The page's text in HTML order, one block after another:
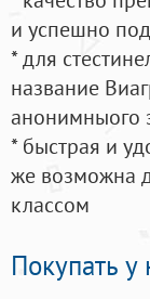
и успешно
* для
название
анонимныого
* быстрая и
же возможна
классом
Покупать